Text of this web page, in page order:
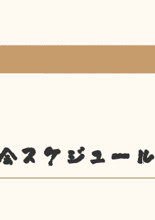
スケジュール